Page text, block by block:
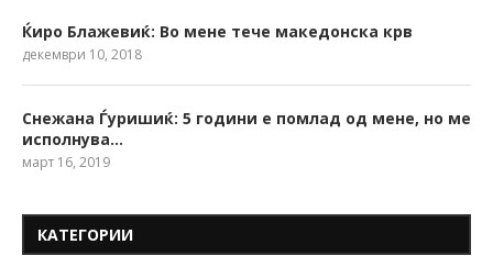
Ќиро Блажевиќ: Во мене тече македонска крв
декември 10, 2018
Снежана Ѓуришиќ: 5 години е помлад од мене, но ме
исполнува…
март 16, 2019
КАТЕГОРИИ